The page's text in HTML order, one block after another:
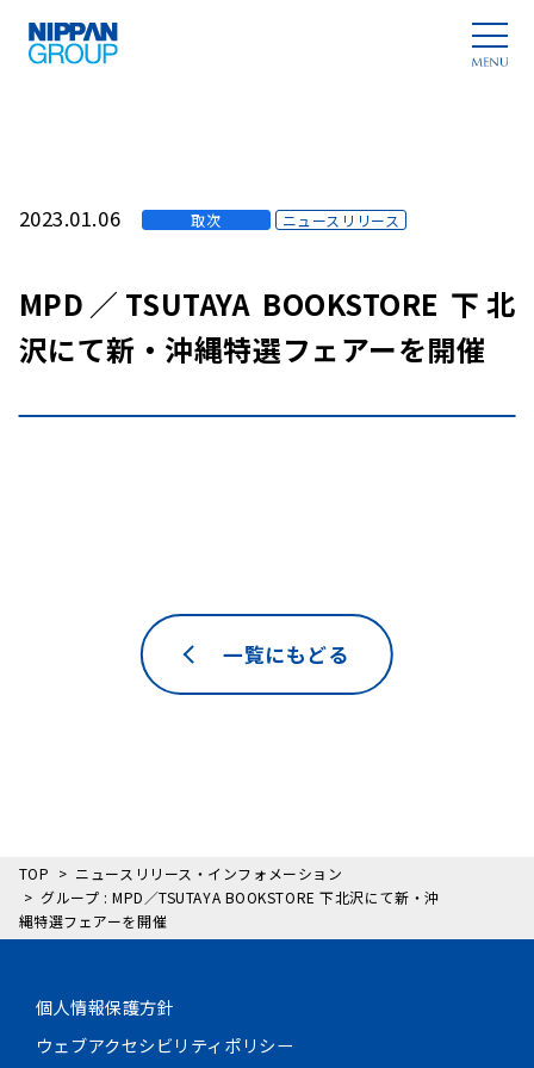
2023.01.06 取次 ニュースリリース
MPD／TSUTAYA BOOKSTORE 下北
沢にて新・沖縄特選フェアーを開催
一覧にもどる
TOP
ニュースリリース・インフォメーション
グループ : MPD／TSUTAYA BOOKSTORE 下北沢にて新・沖
縄特選フェアーを開催
個人情報保護方針
ウェブアクセシビリティポリシー